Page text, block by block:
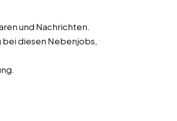
und Nachrichten.
bei diesen Nebenjobs,